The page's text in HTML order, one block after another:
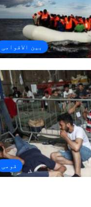
بین الاقوامی
قومی